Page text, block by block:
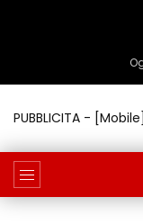
PUBBLICITA -